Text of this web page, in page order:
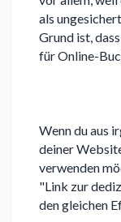
als
Grund ist,
für Online-
Wenn du aus
deiner
verwenden
"Link zur
den gleichen